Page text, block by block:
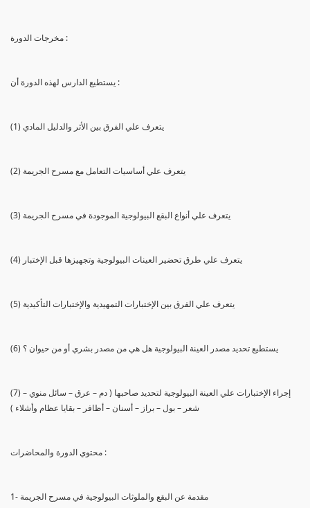
مخرجات الدورة :
يستطيع الدارس لهذه الدورة أن :
(1) يتعرف علي الفرق بين الأثر والدليل المادي
(2) يتعرف علي أساسيات التعامل مع مسرح الجريمة
(3) يتعرف علي أنواع البقع البيولوجية الموجودة في مسرح الجريمة
(4) يتعرف علي طرق تحضير العينات البيولوجية وتجهيزها قبل الإختبار
(5) يتعرف علي الفرق بين الإختبارات التمهيدية والإختبارات التأكيدية
(6) يستطيع تحديد مصدر العينة البيولوجية هل هي من مصدر بشري أو من حيوان ؟
(7) إجراء الإختبارات علي العينة البيولوجية لتحديد صاحبها ( دم – عرق – سائل منوي –
شعر – بول – براز – أسنان – أظافر – بقايا عظام وأشلاء )
محتوي الدورة والمحاضرات :
1- مقدمة عن البقع والملوثات البيولوجية في مسرح الجريمة